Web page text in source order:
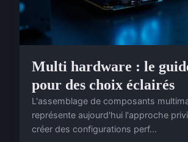
Multi hardware : le
pour des choix éclairés
L'assemblage de composants
représente aujourd'hui l'approche
créer des configurations perf...